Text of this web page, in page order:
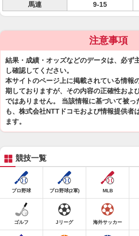
馬連
9-15
注意事項
結果・成績・オッズなどのデータは、必ず
し確認してください。
本サイトのページ上に掲載されている情報
期しておりますが、その内容の正確性およ
ではありません。 当該情報に基づいて被っ
も、株式会社NTTドコモおよび情報提供者
ます。
競技一覧
プロ野球 プロ野球(2軍) MLB
ゴルフ Jリーグ 海外サッカー